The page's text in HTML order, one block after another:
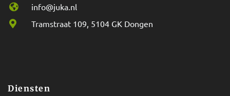
info@juka.nl
Tramstraat 109, 5104 GK Dongen
Diensten